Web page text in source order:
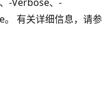
有关详细信息，请参